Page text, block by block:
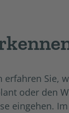
erfahren Sie,
oder den
eingehen.